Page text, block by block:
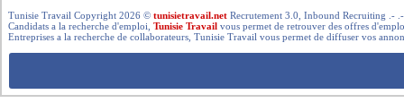
Tunisie Travail Copyright 2026 ©tunisietravail.net Recrutement 3.0, Inbound Recruiting .-
Candidats a la recherche d'emploi,Tunisie Travail vous permet de retrouver des offres
Entreprises a la recherche de collaborateurs, Tunisie Travail vous permet de diffuser vos